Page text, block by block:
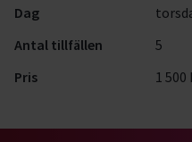
Dag
Antal tillfällen
5
Pris
1 500